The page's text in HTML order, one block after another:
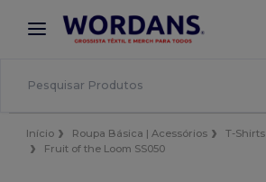
× App Wordans
Melhores preços na app!
Início Roupa Básica | Acessórios T-Shirts
Fruit of the Loom SS050